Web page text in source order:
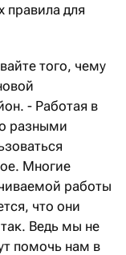
для
того, чему
- Работая в
разными
Многие
работы
что они
Ведь мы не
помочь нам в